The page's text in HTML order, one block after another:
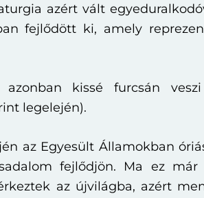
azért vált
fejlődött ki, amely
kissé furcsán
legelején).
az Egyesült Államokban
fejlődjön. Ma ez
az újvilágba, azért